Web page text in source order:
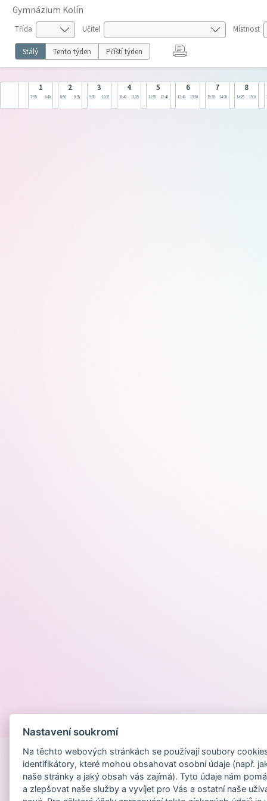
Gymnázium Kolín
Třída Učitel Místnost
Stálý Tento týden Příští týden
1
7:55 8:40
2
8:50 9:35
3
9:50 10:35
4
10:40 11:25
5
11:55 12:40
6
12:45 13:30
7
13:35 14:20
8
14:25 15:10
Nastavení soukromí
Na těchto webových stránkách se používají soubory
identifikátory, které mohou obsahovat osobní údaje (např.
naše stránky a jaký obsah vás zajímá). Tyto údaje nám
a zlepšovat naše služby a vyvíjet pro Vás a ostatní naše